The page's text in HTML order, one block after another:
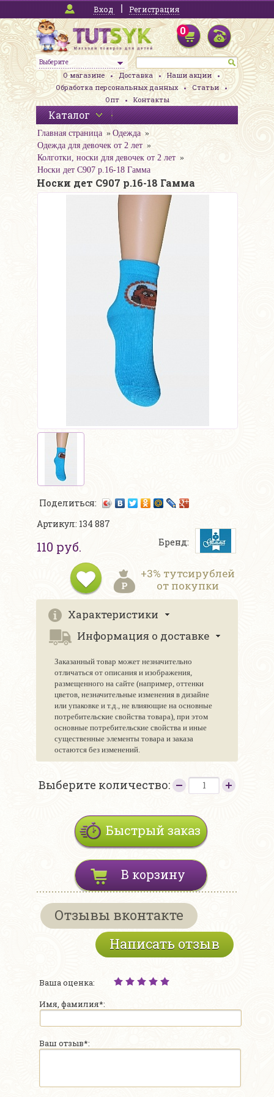
Вход Регистрация
Выберите
0
О магазине Доставка
Наши акции
Обработка персональных данных
Статьи
Опт
Контакты
Каталог
Главная страница
Одежда
Одежда для девочек от 2 лет
Колготки, носки для девочек от 2 лет
Носки дет С907 р.16-18 Гамма
Носки дет С907 р.16-18 Гамма
Поделиться:
Артикул: 134 887
110 руб. Бренд:
+3% тутсирублей
от покупки
Характеристики
Информация о доставке
Заказанный товар может незначительно
отличаться от описания и изображения,
размещенного на сайте (например, оттенки
цветов, незначительные изменения в дизайне
или упаковке и т.д., не влияющие на основные
потребительские свойства товара), при этом
основные потребительские свойства и иные
существенные элементы товара и заказа
остаются без изменений.
Выберите количество:
Быстрый заказ
В корзину
Отзывы вконтакте
Написать отзыв
Ваша оценка:
Имя, фамилия*:
Ваш отзыв*: